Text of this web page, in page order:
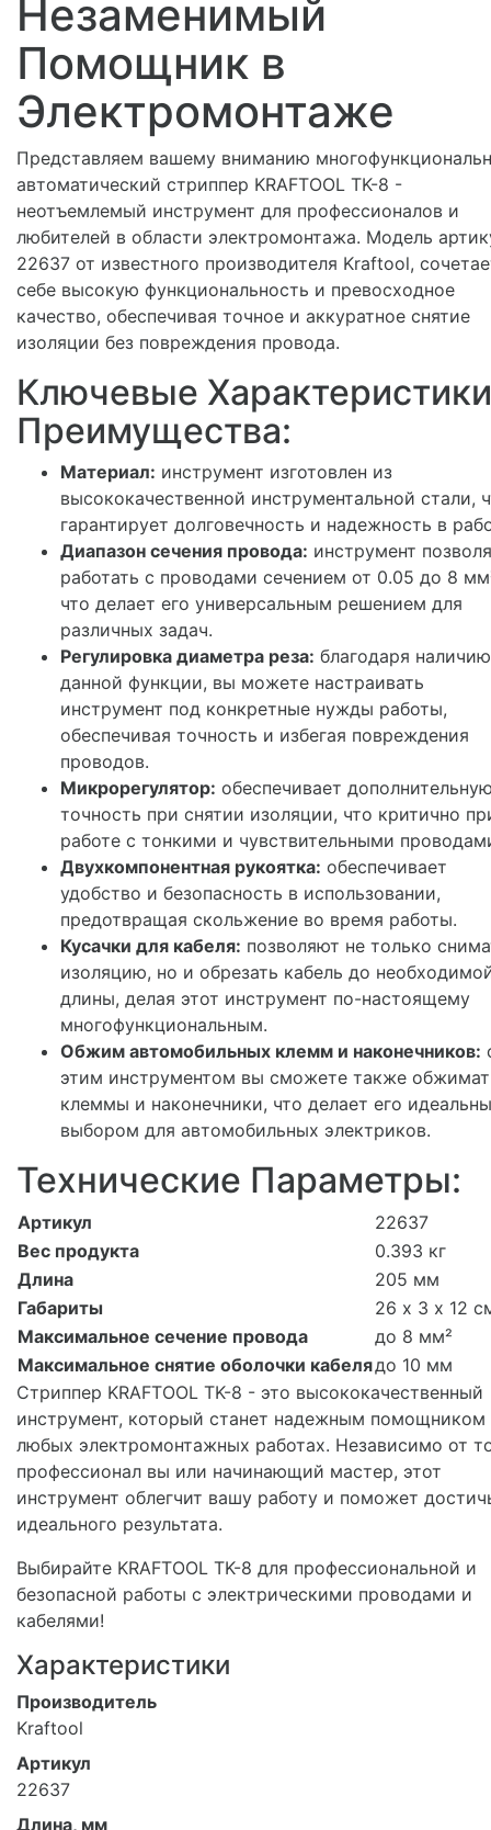
Незаменимый
Помощник в
Электромонтаже
Представляем вашему вниманию
автоматический стриппер KRAFTOOL TK-8 -
неотъемлемый инструмент для профессионалов и
любителей в области электромонтажа. Модель
22637 от известного производителя Kraftool,
себе высокую функциональность и превосходное
качество, обеспечивая точное и аккуратное снятие
изоляции без повреждения провода.
Ключевые
Преимущества:
Материал: инструмент изготовлен из
высококачественной инструментальной стали,
гарантирует долговечность и надежность в
Диапазон сечения провода: инструмент
работать с проводами сечением от 0.05 до 8
что делает его универсальным решением для
различных задач.
Регулировка диаметра реза: благодаря наличию
данной функции, вы можете настраивать
инструмент под конкретные нужды работы,
обеспечивая точность и избегая повреждения
проводов.
Микрорегулятор: обеспечивает
точность при снятии изоляции, что критично
работе с тонкими и чувствительными
Двухкомпонентная рукоятка: обеспечивает
удобство и безопасность в использовании,
предотвращая скольжение во время работы.
Кусачки для кабеля: позволяют не только
изоляцию, но и обрезать кабель до
длины, делая этот инструмент по-настоящему
многофункциональным.
Обжим автомобильных клемм и наконечников:
этим инструментом вы сможете также
клеммы и наконечники, что делает его
выбором для автомобильных электриков.
Технические Параметры:
Артикул
22637
Вес продукта
0.393 кг
Длина
205 мм
Габариты
26 х 3 х 12
Максимальное сечение провода
до 8 мм²
Максимальное снятие оболочки кабелядо 10 мм
Стриппер KRAFTOOL TK-8 - это высококачественный
инструмент, который станет надежным помощником
любых электромонтажных работах. Независимо от
профессионал вы или начинающий мастер, этот
инструмент облегчит вашу работу и поможет
идеального результата.
Выбирайте KRAFTOOL TK-8 для профессиональной и
безопасной работы с электрическими проводами и
кабелями!
Характеристики
Производитель
Kraftool
Артикул
22637
Длина, мм